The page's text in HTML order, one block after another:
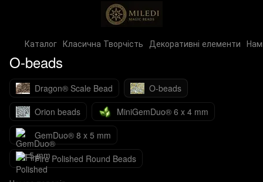
Каталог Класична Творчість Декоративні елементи
O-beads
Dragon® Scale Bead
O-beads
Orion beads
MiniGemDuo® 6 x 4 mm
GemDuo® 8 x 5 mm
Fire Polished Round Beads